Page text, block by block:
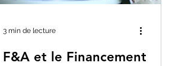
F&A et le Financement
3 min de lecture